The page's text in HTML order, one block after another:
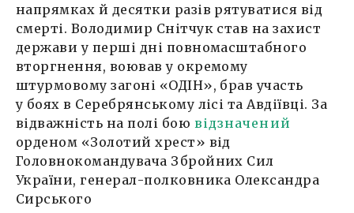
напрямках й десятки разів рятуватися від
смерті. Володимир Снітчук став на захист
держави у перші дні повномасштабного
вторгнення, воював у окремому
штурмовому загоні «ОДІН», брав участь
у боях в Серебрянському лісі та Авдіївці. За
відважність на полі бою відзначений
орденом «Золотий хрест» від
Головнокомандувача Збройних Сил
України, генерал-полковника Олександра
Сирського